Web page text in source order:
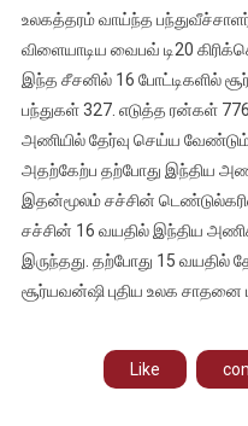
உலகத்தரம் வாய்ந்த
விளையாடிய வைபவ் டி20
இந்த சீசனில் 16 போட்டிகளில்
பந்துகள் 327. எடுத்த ரன்கள்
அணியில் தேர்வு செய்ய
அதற்கேற்ப தற்போது இந்திய
இதன்மூலம் சச்சின்
சச்சின் 16 வயதில் இந்திய
இருந்தது. தற்போது 15 வயதில்
சூர்யவன்ஷி புதிய உலக சாதனை
Like